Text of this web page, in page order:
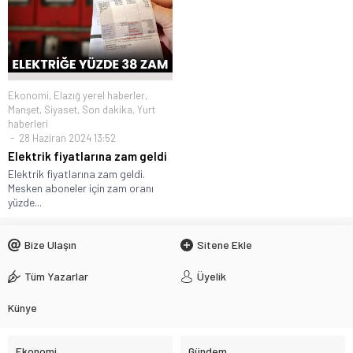
Ekonomi, Elazığ yerel haberler,
Manşet, Siyaset, Son dakika, Yurt
haberleri
28 Haziran 2024 13:52
Elektrik fiyatlarına zam geldi
Elektrik fiyatlarına zam geldi.
Mesken aboneler için zam oranı
yüzde...
Bize Ulaşın Sitene Ekle
Tüm Yazarlar Üyelik
Künye